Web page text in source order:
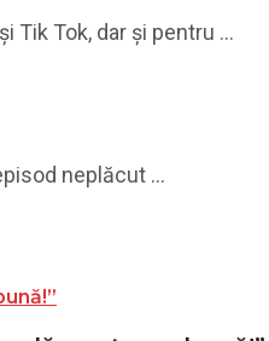
Tik Tok, dar și pentru ...
neplăcut ...